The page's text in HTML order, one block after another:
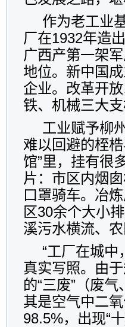
作为老工业
厂在1932年造
广西产第一架
地位。新中国
企业。改革开
铁、机械三大支
工业赋予柳
难以回避的桎
馆”里，挂有很
片：市区内烟
口罩骑车。冶
区30余个大小
溪污水横流、农
“工厂在城中
真实写照。由
的“三废”（废
其是空气中二
98.5%，出现“